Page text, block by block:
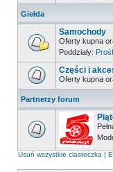
Giełda
Samochody
Oferty kupna
Poddziały:
Części i
Oferty kupna
Partnerzy forum
Usuń wszystkie ciasteczka |